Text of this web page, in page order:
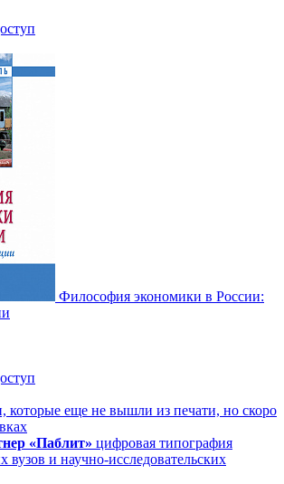
Философия экономики в России:
которые еще не вышли из печати, но скоро
«Паблит» цифровая типография
вузов и научно-исследовательских